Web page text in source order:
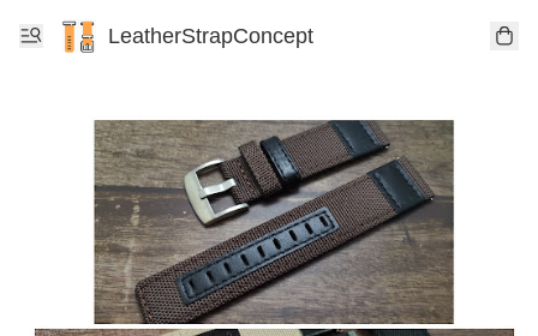
LeatherStrapConcept